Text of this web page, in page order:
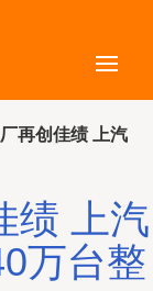
再创佳绩 上汽
绩 上汽
万台整